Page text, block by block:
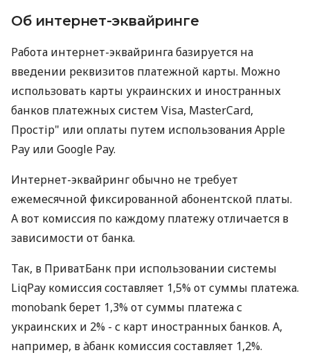
Об интернет-эквайринге
Работа интернет-эквайринга базируется на
введении реквизитов платежной карты. Можно
использовать карты украинских и иностранных
банков платежных систем Visa, MasterCard,
Простір" или оплаты путем использования Apple
Pay или Google Pay.
Интернет-эквайринг обычно не требует
ежемесячной фиксированной абонентской платы.
А вот комиссия по каждому платежу отличается в
зависимости от банка.
Так, в ПриватБанк при использовании системы
LiqPay комиссия составляет 1,5% от суммы платежа.
monobank берет 1,3% от суммы платежа с
украинских и 2% - с карт иностранных банков. А,
например, в àбанк комиссия составляет 1,2%.